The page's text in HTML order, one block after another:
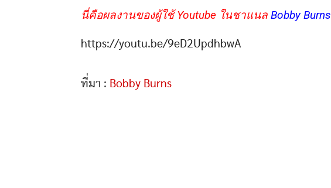
นี่คือผลงานของผู้ใช้ Youtube ในชาแนล Bobby Burns
https://youtu.be/9eD2UpdhbwA
ที่มา : Bobby Burns